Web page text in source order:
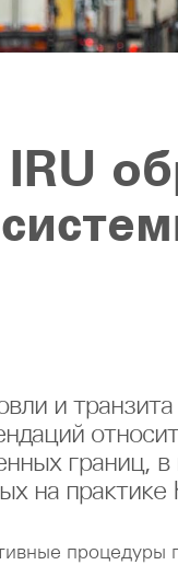
и
границ,
на
процедуры